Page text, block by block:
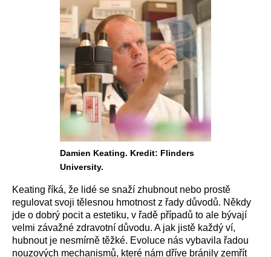
Damien Keating. Kredit: Flinders
University.
Keating říká, že lidé se snaží zhubnout nebo prostě
regulovat svoji tělesnou hmotnost z řady důvodů. Někdy
jde o dobrý pocit a estetiku, v řadě případů to ale bývají
velmi závažné zdravotní důvodu. A jak jistě každý ví,
hubnout je nesmírně těžké. Evoluce nás vybavila řadou
nouzových mechanismů, které nám dříve bránily zemřít